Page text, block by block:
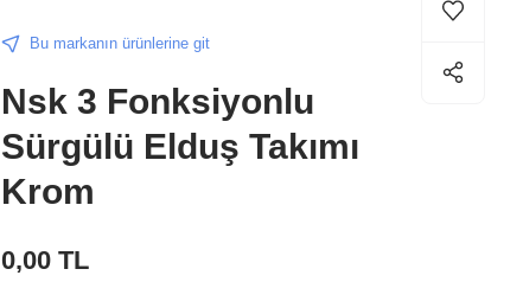
Bu markanın ürünlerine git
Nsk 3 Fonksiyonlu
Sürgülü Elduş Takımı
Krom
0,00 TL